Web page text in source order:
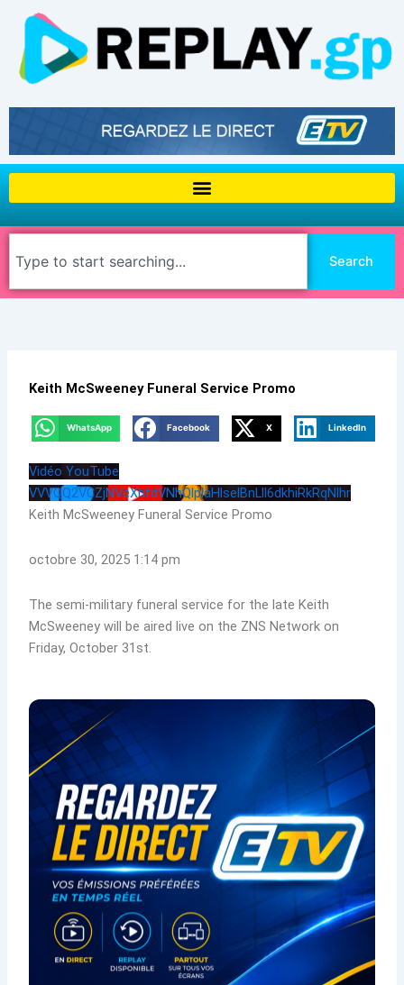
contenu
Search
Keith McSweeney Funeral Service Promo
WhatsApp Facebook X LinkedIn
Vidéo YouTube
VVVQQ2VCZjNVeXhfdVNhQlplaHlselBnLll6dkhiRkRqNlhr
Keith McSweeney Funeral Service Promo
octobre 30, 2025 1:14 pm
The semi-military funeral service for the late Keith
McSweeney will be aired live on the ZNS Network on
Friday, October 31st.